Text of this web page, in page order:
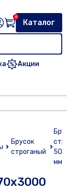
Акции
Каталог
0
Брусок
строганый
мм